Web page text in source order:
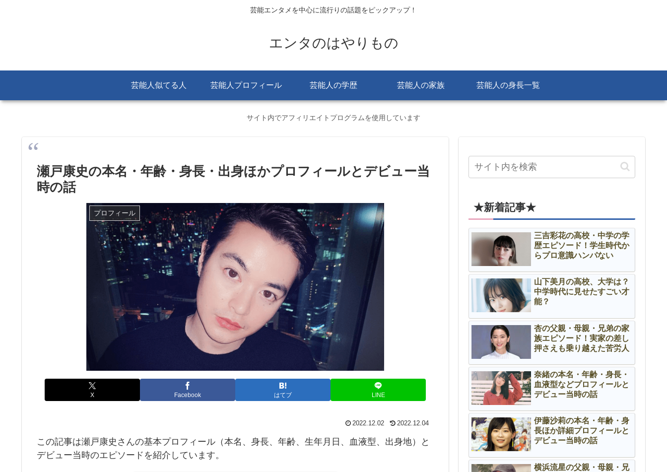
芸能エンタメを中心に流行りの話題をピックアップ！
エンタのはやりもの
芸能人似てる人 芸能人プロフィール 芸能人の学歴 芸能人の家族 芸能人の身長一覧
サイト内でアフィリエイトプログラムを使用しています
瀬戸康史の本名・年齢・身長・出身ほかプロフィールとデビュー当
時の話
プロフィール
X Facebook はてブ LINE
2022.12.02 2022.12.04
この記事は瀬戸康史さんの基本プロフィール（本名、身長、年齢、生年月日、血液型、出身地）と
デビュー当時のエピソードを紹介しています。
★新着記事★
三吉彩花の高校・中学の学
歴エピソード！学生時代か
らプロ意識ハンパない
山下美月の高校、大学は？
中学時代に見せたすごい才
能？
杏の父親・母親・兄弟の家
族エピソード！実家の差し
押さえも乗り越えた苦労人
奈緒の本名・年齢・身長・
血液型などプロフィールと
デビュー当時の話
伊藤沙莉の本名・年齢・身
長ほか詳細プロフィールと
デビュー当時の話
横浜流星の父親・母親・兄